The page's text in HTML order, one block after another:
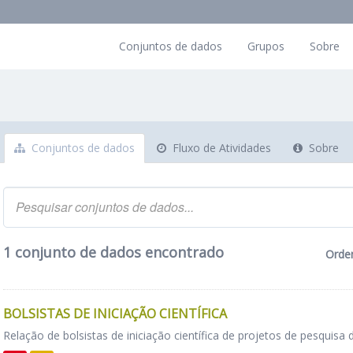
Conjuntos de dados Grupos Sobre
Conjuntos de dados Fluxo de Atividades Sobre
1 conjunto de dados encontrado
BOLSISTAS DE INICIAÇÃO CIENTÍFICA
Relação de bolsistas de iniciação científica de projetos de pesquisa